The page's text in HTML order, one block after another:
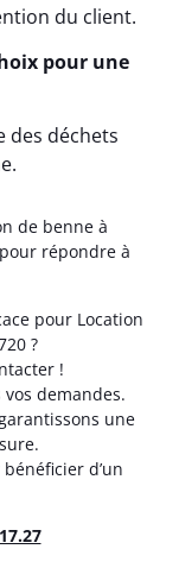
du client.
pour une
des déchets
de benne à
répondre à
pour Location
?
!
demandes.
une
d’un